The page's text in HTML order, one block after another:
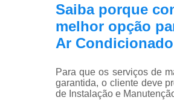
Saiba porque
melhor opção
Ar Condicionado
Para que os serviços de
garantida, o cliente deve
de Instalação e